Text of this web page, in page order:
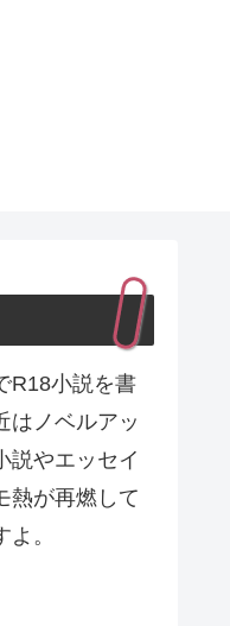
R18小説を書
はノベルアッ
説やエッセイ
熱が再燃して
。